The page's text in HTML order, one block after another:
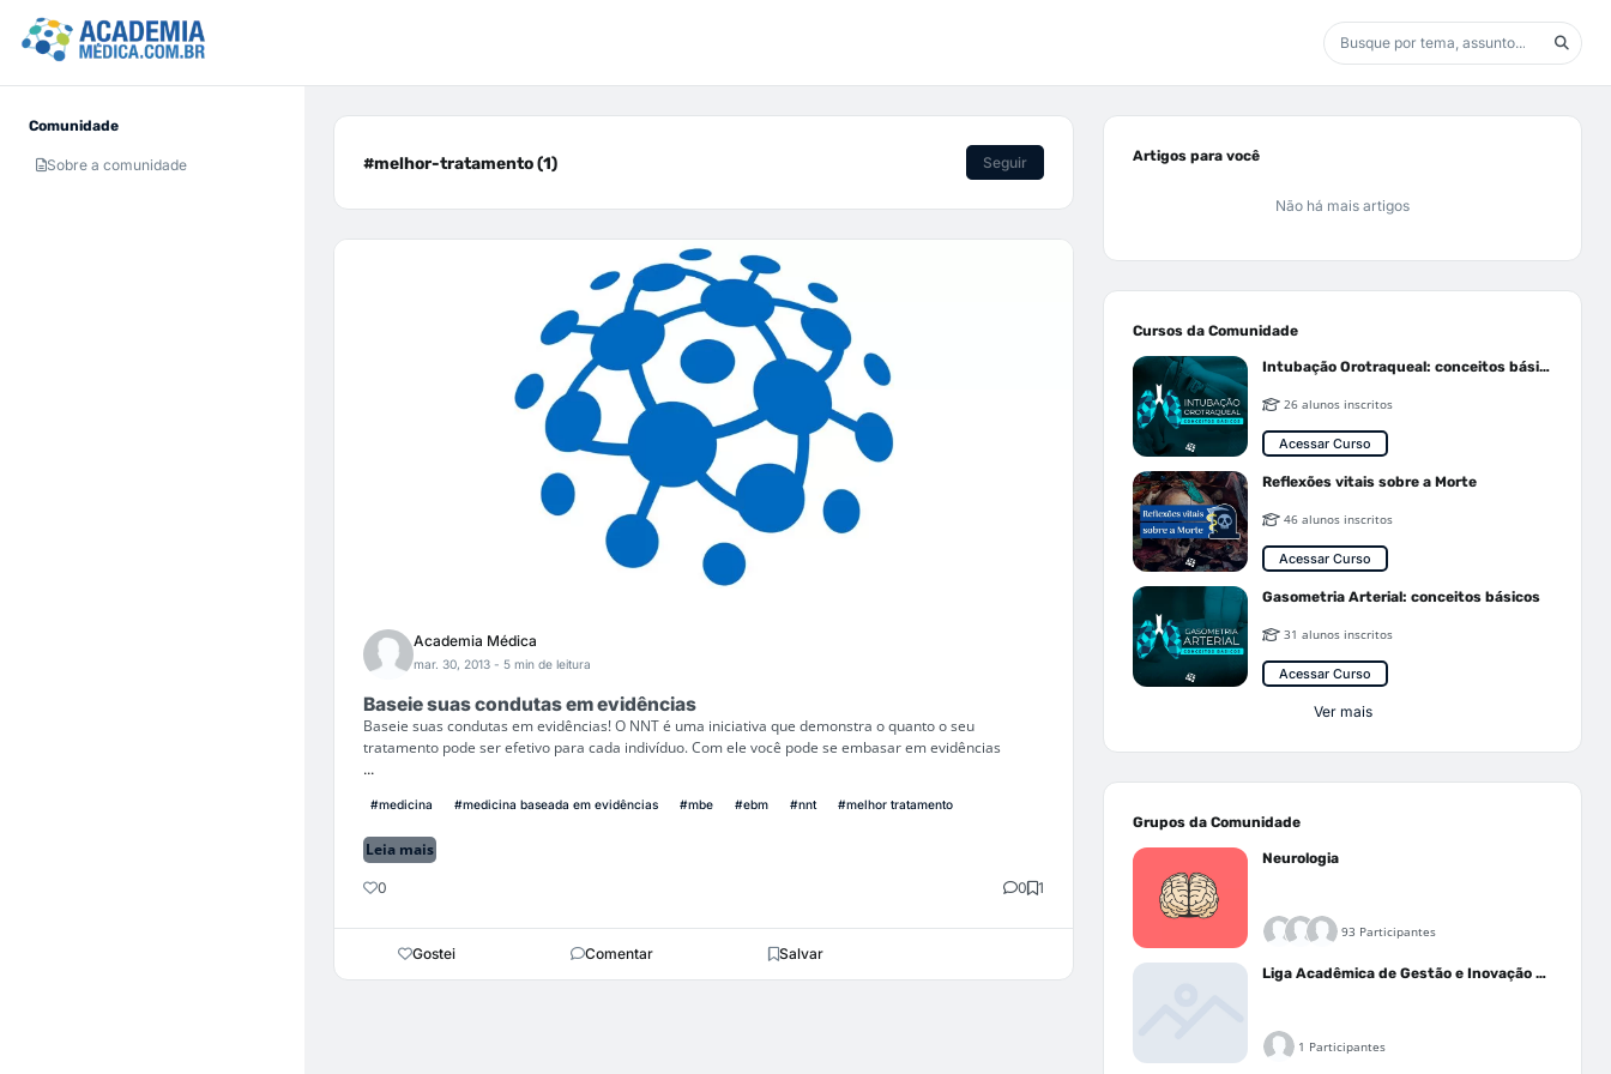
Comunidade
Sobre a comunidade #melhor-tratamento (1) Seguir
Academia Médica
mar. 30, 2013 - 5 min de leitura
Baseie suas condutas em evidências
Baseie suas condutas em evidências! O NNT é uma iniciativa que demonstra o quanto o seu
tratamento pode ser efetivo para cada indivíduo. Com ele você pode se embasar em evidências
...
#medicina #medicina baseada em evidências #mbe #ebm #nnt #melhor tratamento
Leia mais
0 0 1
Gostei Comentar Salvar
Artigos para você
Não há mais artigos
Cursos da Comunidade
Intubação Orotraqueal: conceitos básicos
26 alunos inscritos
Acessar Curso
Reflexões vitais sobre a Morte
46 alunos inscritos
Acessar Curso
Gasometria Arterial: conceitos básicos
31 alunos inscritos
Acessar Curso
Ver mais
Grupos da Comunidade
Neurologia
93 Participantes
Liga Acadêmica de Gestão e Inovação Médica - LAGIM
1 Participantes